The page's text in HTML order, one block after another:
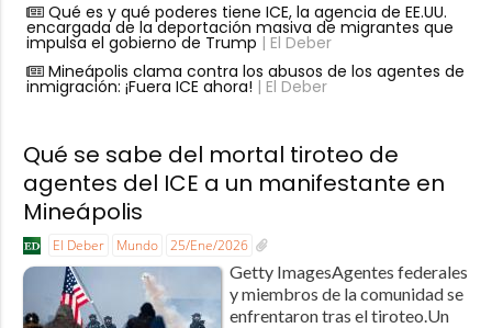
Qué es y qué poderes tiene ICE, la agencia de EE.UU.
encargada de la deportación masiva de migrantes que
impulsa el gobierno de Trump | El Deber
Mineápolis clama contra los abusos de los agentes de
inmigración: ¡Fuera ICE ahora! | El Deber
Qué se sabe del mortal tiroteo de
agentes del ICE a un manifestante en
Mineápolis
El Deber Mundo 25/Ene/2026
Getty ImagesAgentes federales
y miembros de la comunidad se
enfrentaron tras el tiroteo.Un